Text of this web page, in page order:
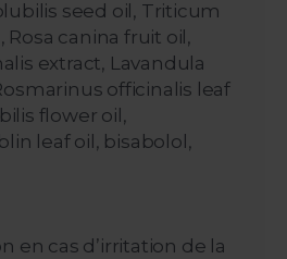
seed oil, Triticum
canina fruit oil,
extract, Lavandula
officinalis leaf
flower oil,
leaf oil, bisabolol,
en cas d’irritation de la